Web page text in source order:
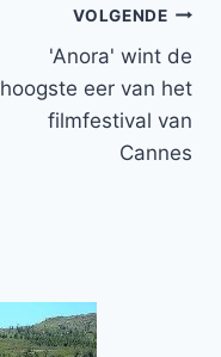
VOLGENDE
'Anora' wint de
hoogste eer van het
filmfestival van
Cannes